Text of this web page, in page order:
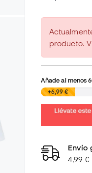
producto.
Añade al menos
0,00 €
+6,99 €
Envío
4,99